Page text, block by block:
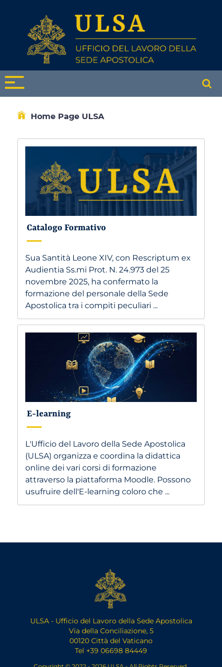
Home Page ULSA
Catalogo Formativo
Sua Santità Leone XIV, con Rescriptum ex
Audientia Ss.mi Prot. N. 24.973 del 25
novembre 2025, ha confermato la
formazione del personale della Sede
Apostolica tra i compiti peculiari ...
E-learning
L'Ufficio del Lavoro della Sede Apostolica
(ULSA) organizza e coordina la didattica
online dei vari corsi di formazione
attraverso la piattaforma Moodle. Possono
usufruire dell'E-learning coloro che ...
ULSA - Ufficio del Lavoro della Sede Apostolica
Via della Conciliazione, 5
00120 Città del Vaticano
Tel +39 06698 84449